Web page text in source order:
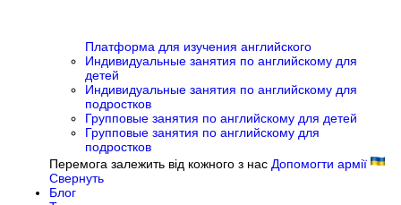
Платформа для изучения английского
Индивидуальные занятия по английскому для
детей
Индивидуальные занятия по английскому для
подростков
Групповые занятия по английскому для детей
Групповые занятия по английскому для
подростков
Перемога залежить від кожного з нас Допомогти армії
Свернуть
Блог